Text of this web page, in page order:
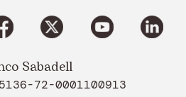
Sabadell
72-0001100913